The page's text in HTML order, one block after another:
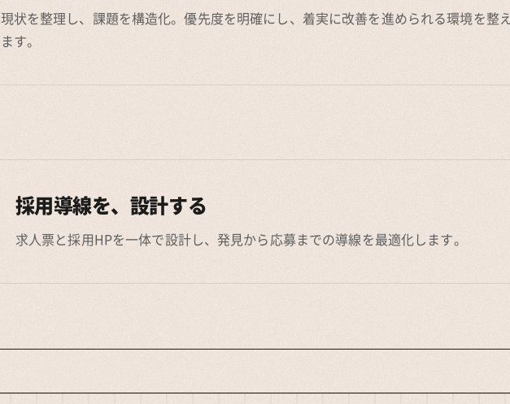
現状を整理し、課題を構造化。優先度を明確にし、着実に改善を進められる環境を整え
ます。
採用導線を、設計する
求人票と採用HPを一体で設計し、発見から応募までの導線を最適化します。